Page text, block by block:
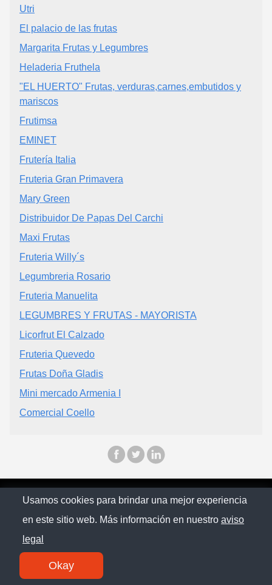
Utri
El palacio de las frutas
Margarita Frutas y Legumbres
Heladeria Fruthela
"EL HUERTO" Frutas, verduras,carnes,embutidos y
mariscos
Frutimsa
EMINET
Frutería Italia
Fruteria Gran Primavera
Mary Green
Distribuidor De Papas Del Carchi
Maxi Frutas
Fruteria Willy´s
Legumbreria Rosario
Fruteria Manuelita
LEGUMBRES Y FRUTAS - MAYORISTA
Licorfrut El Calzado
Fruteria Quevedo
Frutas Doña Gladis
Mini mercado Armenia I
Comercial Coello
© Ecuapinoo 2025
Política de privacidad
Usamos cookies para brindar una mejor experiencia
en este sitio web. Más información en nuestro aviso
legal
Okay